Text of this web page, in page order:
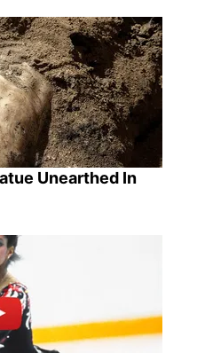
Unearthed In